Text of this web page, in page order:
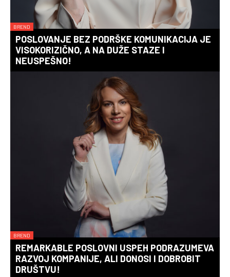
BREND
POSLOVANJE BEZ PODRŠKE KOMUNIKACIJA JE
VISOKORIZIČNO, A NA DUŽE STAZE I
NEUSPEŠNO!
BREND
REMARKABLE POSLOVNI USPEH PODRAZUMEVA
RAZVOJ KOMPANIJE, ALI DONOSI I DOBROBIT
DRUŠTVU!